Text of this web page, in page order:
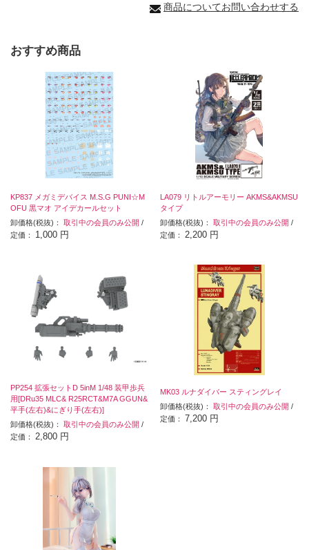
商品についてお問い合わせする
おすすめ商品
KP837 メガミデバイス M.S.G PUNI☆M
OFU 黒マオ アイデカールセット
卸価格(税抜)： 取引中の会員のみ公開 /
定価： 1,000 円
LA079 リトルアーモリー AKMS&AKMSU
タイプ
卸価格(税抜)：取引中の会員のみ公開 /
定価： 2,200 円
PP254 拡張セットD 5inM 1/48 装甲歩兵
用[DRu35 MLC& R25RCT&M7A GGUN&
平手(左右)&にぎり手(左右)]
卸価格(税抜)： 取引中の会員のみ公開 /
定価： 2,800 円
MK03 ルナダイバー スティングレイ
卸価格(税抜)：取引中の会員のみ公開 /
定価： 7,200 円